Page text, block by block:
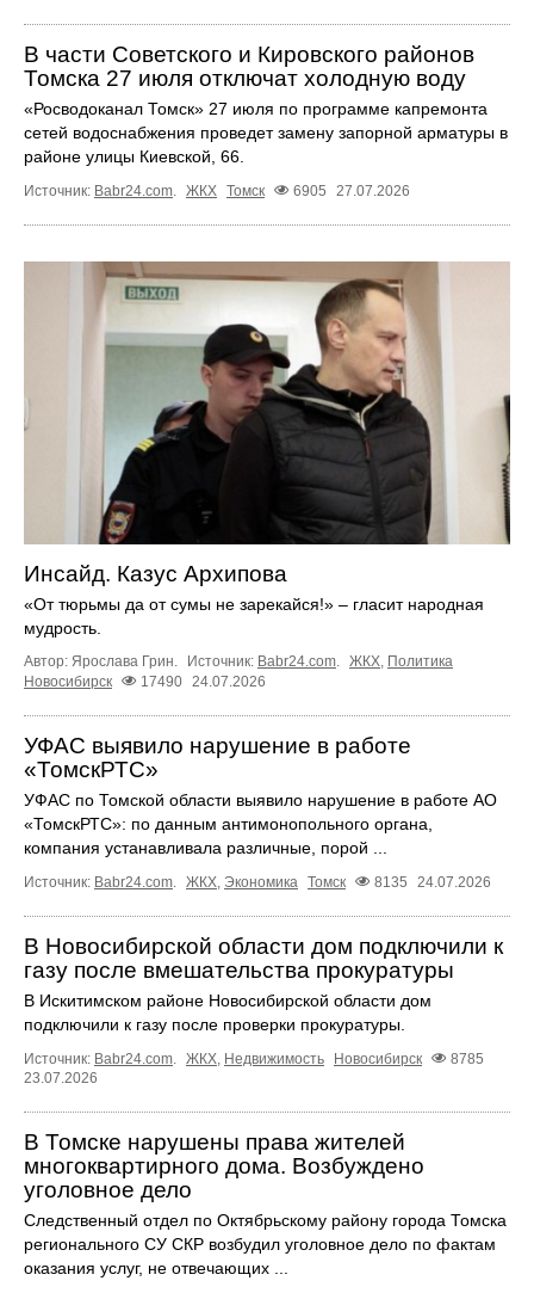
В части Советского и Кировского районов
Томска 27 июля отключат холодную воду
«Росводоканал Томск» 27 июля по программе капремонта
сетей водоснабжения проведет замену запорной арматуры в
районе улицы Киевской, 66.
Источник: Babr24.com. ЖКХ Томск 6905 27.07.2026
Инсайд. Казус Архипова
«От тюрьмы да от сумы не зарекайся!» – гласит народная
мудрость.
Автор: Ярослава Грин. Источник: Babr24.com ЖКХ Политика
Новосибирск
17490 24.07.2026
УФАС выявило нарушение в работе
«ТомскРТС»
УФАС по Томской области выявило нарушение в работе АО
«ТомскРТС»: по данным антимонопольного органа,
компания устанавливала различные, порой ...
Источник: Babr24.com. ЖКХ, Экономика Томск 8135 24.07.2026
В Новосибирской области дом подключили к
газу после вмешательства прокуратуры
В Искитимском районе Новосибирской области дом
подключили к газу после проверки прокуратуры.
Источник: Babr24.com. ЖКХ, Недвижимость Новосибирск
8785
23.07.2026
В Томске нарушены права жителей
многоквартирного дома. Возбуждено
уголовное дело
Следственный отдел по Октябрьскому району города Томска
регионального СУ СКР возбудил уголовное дело по фактам
оказания услуг, не отвечающих ...